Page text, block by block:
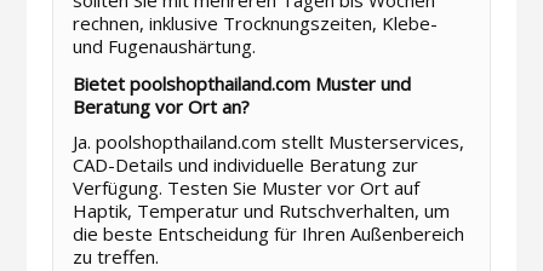
rechnen, inklusive Trocknungszeiten, Klebe-
und Fugenaushärtung.
Bietet poolshopthailand.com Muster und
Beratung vor Ort an?
Ja. poolshopthailand.com stellt Musterservices,
CAD-Details und individuelle Beratung zur
Verfügung. Testen Sie Muster vor Ort auf
Haptik, Temperatur und Rutschverhalten, um
die beste Entscheidung für Ihren Außenbereich
zu treffen.